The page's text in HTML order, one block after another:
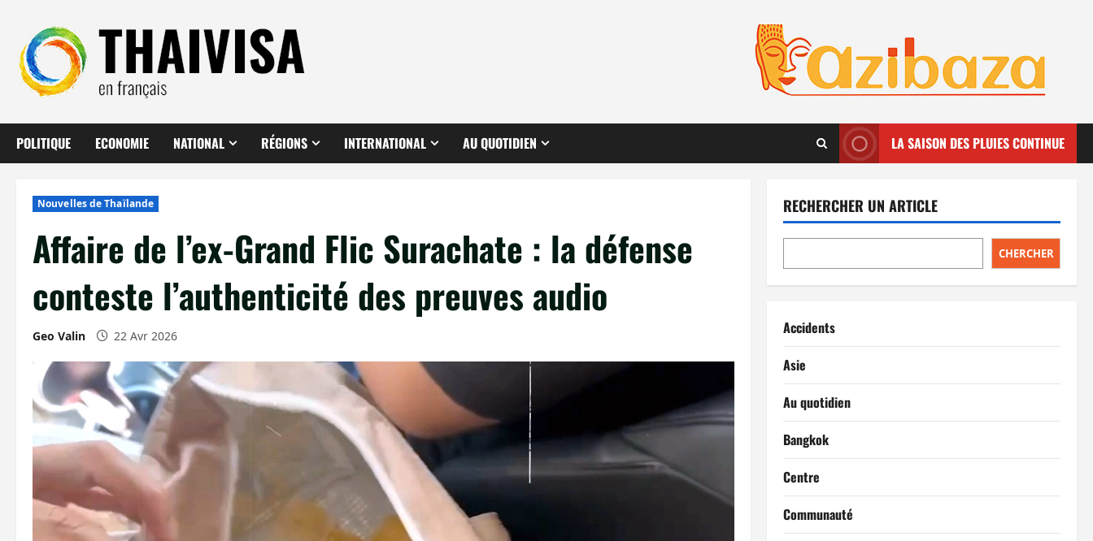
contenu
POLITIQUE ECONOMIE NATIONAL RÉGIONS INTERNATIONAL AU QUOTIDIEN LA SAISON DES PLUIES CONTINUE
Nouvelles de Thaïlande
Affaire de l’ex-Grand Flic Surachate : la défense
conteste l’authenticité des preuves audio
Geo Valin 22 Avr 2026
RECHERCHER UN ARTICLE
CHERCHER
Accidents
Asie
Au quotidien
Bangkok
Centre
Communauté